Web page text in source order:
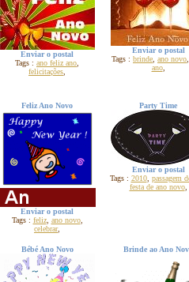
Enviar o postal
Tags : ano feliz ano
felicitações
Enviar o postal
Tags : brinde ano novo
ano,
Feliz Ano Novo
Enviar o postal
Tags : feliz, ano novo,
celebrar,
Party Time
Enviar o postal
Tags : 2010, passagem
festa de ano novo,
Bébé Ano Novo Brinde ao Ano